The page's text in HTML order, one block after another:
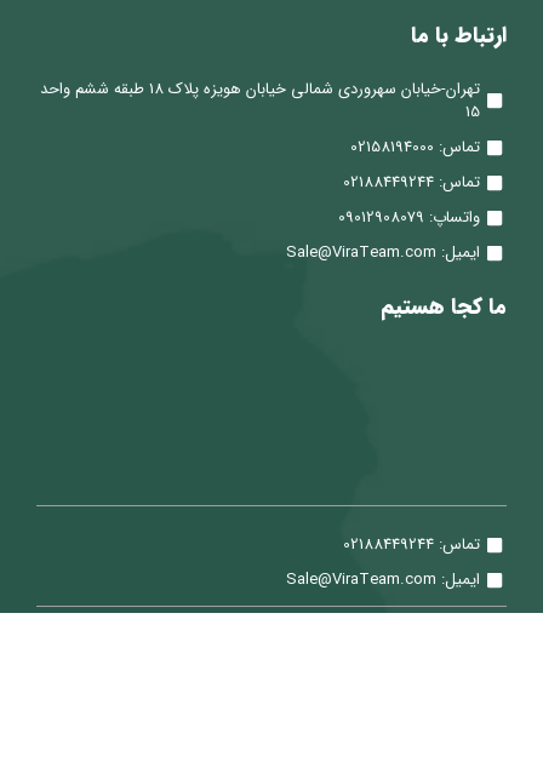
ارتباط با ما
تهران-خیابان سهروردی شمالی خیابان هویزه پلاک 18 طبقه ششم واحد
15
تماس: 02158194000
تماس: 02188449244
واتساپ: 09012908079
ایمیل: Sale@ViraTeam.com
ما کجا هستیم
تماس: 02188449244
ایمیل: Sale@ViraTeam.com